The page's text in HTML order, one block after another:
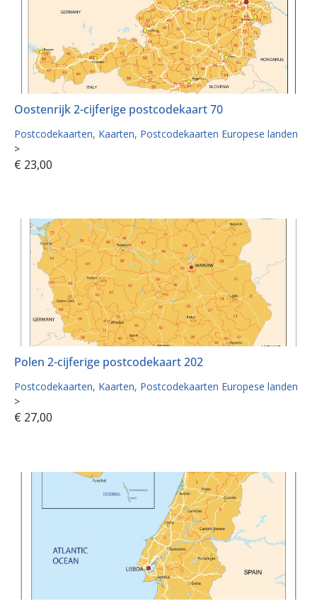
Oostenrijk 2-cijferige postcodekaart 70
Postcodekaarten Kaarten Postcodekaarten Europese landen
>
€ 23,00
Polen 2-cijferige postcodekaart 202
Postcodekaarten Kaarten Postcodekaarten Europese landen
>
€ 27,00